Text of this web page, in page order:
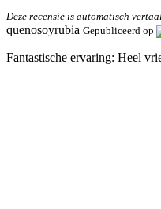
Deze recensie is automatisch
quenosoyrubia Gepubliceerd op
Fantastische ervaring: Heel